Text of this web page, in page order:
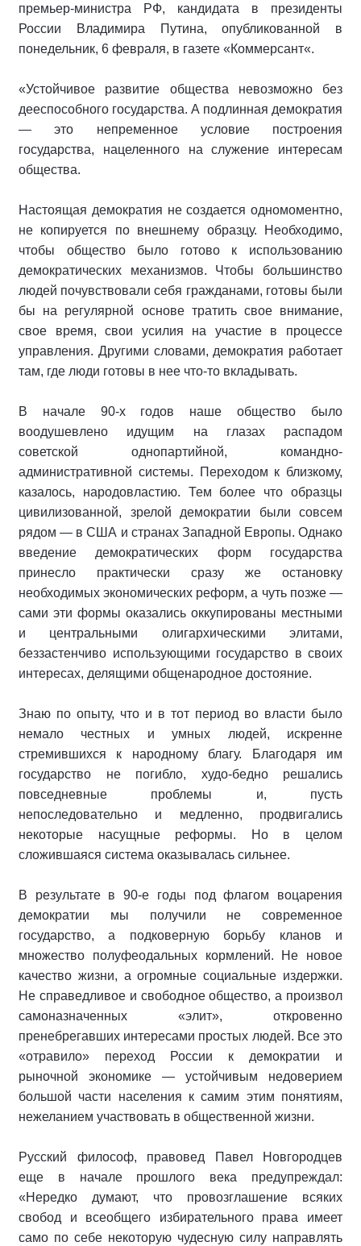
премьер-министра РФ, кандидата в президенты
России Владимира Путина, опубликованной в
понедельник, 6 февраля, в газете «Коммерсант«.
«Устойчивое развитие общества невозможно без
дееспособного государства. А подлинная демократия
— это непременное условие построения
государства, нацеленного на служение интересам
общества.
Настоящая демократия не создается одномоментно,
не копируется по внешнему образцу. Необходимо,
чтобы общество было готово к использованию
демократических механизмов. Чтобы большинство
людей почувствовали себя гражданами, готовы были
бы на регулярной основе тратить свое внимание,
свое время, свои усилия на участие в процессе
управления. Другими словами, демократия работает
там, где люди готовы в нее что-то вкладывать.
В начале 90-х годов наше общество было
воодушевлено идущим на глазах распадом
советской однопартийной, командно-
административной системы. Переходом к близкому,
казалось, народовластию. Тем более что образцы
цивилизованной, зрелой демократии были совсем
рядом — в США и странах Западной Европы. Однако
введение демократических форм государства
принесло практически сразу же остановку
необходимых экономических реформ, а чуть позже —
сами эти формы оказались оккупированы местными
и центральными олигархическими элитами,
беззастенчиво использующими государство в своих
интересах, делящими общенародное достояние.
Знаю по опыту, что и в тот период во власти было
немало честных и умных людей, искренне
стремившихся к народному благу. Благодаря им
государство не погибло, худо-бедно решались
повседневные проблемы и, пусть
непоследовательно и медленно, продвигались
некоторые насущные реформы. Но в целом
сложившаяся система оказывалась сильнее.
В результате в 90-е годы под флагом воцарения
демократии мы получили не современное
государство, а подковерную борьбу кланов и
множество полуфеодальных кормлений. Не новое
качество жизни, а огромные социальные издержки.
Не справедливое и свободное общество, а произвол
самоназначенных «элит», откровенно
пренебрегавших интересами простых людей. Все это
«отравило» переход России к демократии и
рыночной экономике — устойчивым недоверием
большой части населения к самим этим понятиям,
нежеланием участвовать в общественной жизни.
Русский философ, правовед Павел Новгородцев
еще в начале прошлого века предупреждал:
«Нередко думают, что провозглашение всяких
свобод и всеобщего избирательного права имеет
само по себе некоторую чудесную силу направлять